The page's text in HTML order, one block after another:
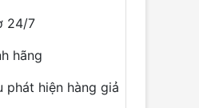
24/7
hãng
phát hiện hàng giả